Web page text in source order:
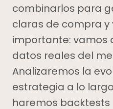
combinarlos para
claras de compra y
importante: vamos
datos reales del
Analizaremos la
estrategia a lo
haremos backtests